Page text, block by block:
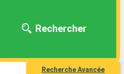
Rechercher
Recherche Avancée